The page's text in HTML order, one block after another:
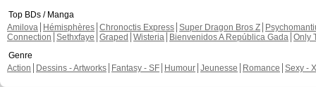
Top BDs / Manga
Amilova
Hémisphères Chronoctis Express Super Dragon Bros Z
Connection Sethxfaye Graped Wisteria Bienvenidos A República Gada Only
Genre
Action
Dessins - Artworks Fantasy - SF Humour Jeunesse Romance Sexy -